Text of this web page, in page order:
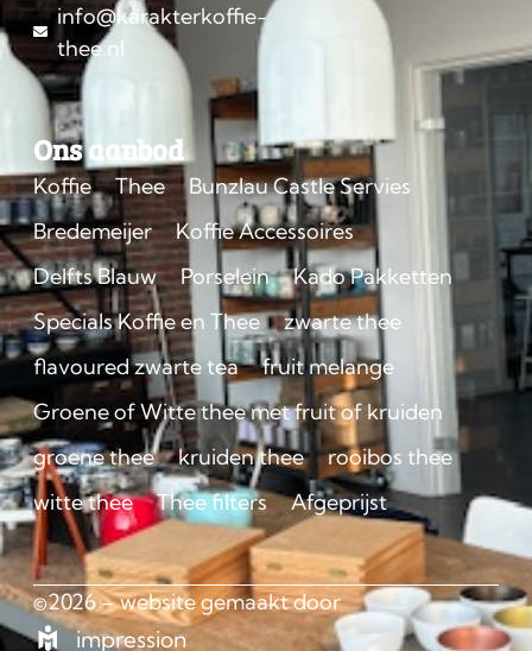
info@karakterkoffie-
thee.nl
Ons aanbod
Koffie Thee
Bunzlau Castle Servies
Bredemeijer
Koffie Accessoires
Delfts Blauw
Porselein
Kado Pakketten
Specials Koffie en Thee
zwarte thee
flavoured zwarte tea
fruit melange
Groene of Witte thee met fruit of kruiden
groene thee
kruiden thee
rooibos thee
witte thee
Thee filters Afgeprijst
©2026 – website gemaakt door
impression